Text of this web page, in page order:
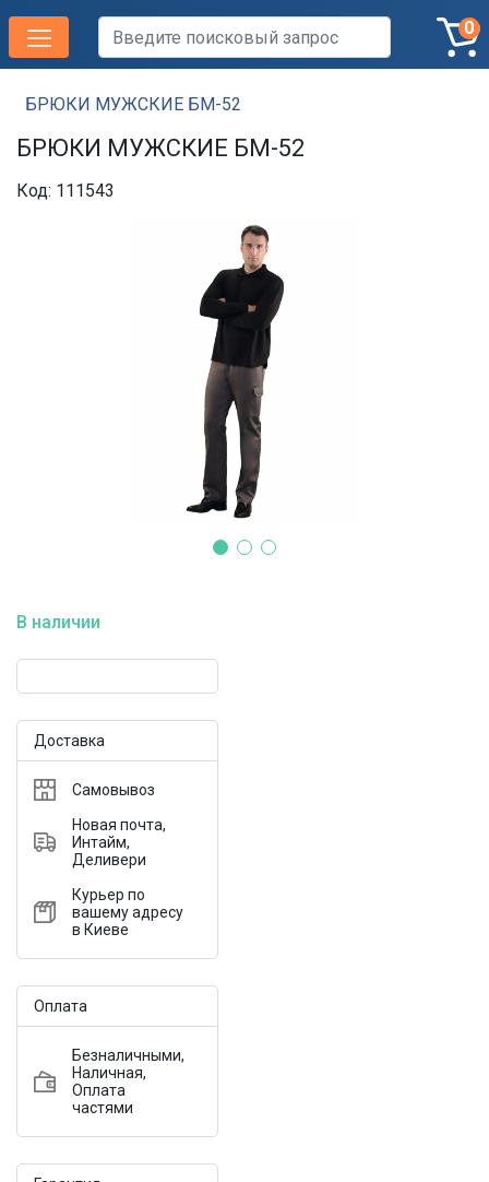
0
БРЮКИ МУЖСКИЕ БМ-52
БРЮКИ МУЖСКИЕ БМ-52
Код: 111543
В наличии
Доставка
Самовывоз
Новая почта,
Интайм,
Деливери
Курьер по
вашему адресу
в Киеве
Оплата
Безналичными,
Наличная,
Оплата
частями